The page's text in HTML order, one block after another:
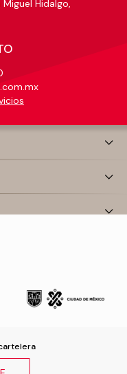
Miguel Hidalgo,